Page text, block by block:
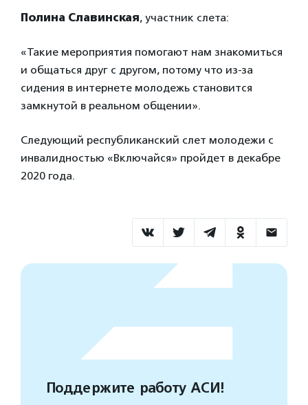
Полина Славинская, участник слета:
«Такие мероприятия помогают нам знакомиться
и общаться друг с другом, потому что из-за
сидения в интернете молодежь становится
замкнутой в реальном общении».
Следующий республиканский слет молодежи с
инвалидностью «Включайся» пройдет в декабре
2020 года.
Поддержите работу АСИ!